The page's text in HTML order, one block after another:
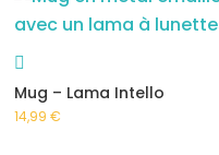
Mug – Lama Intello
14,99€